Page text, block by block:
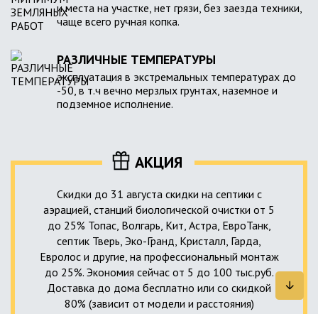
и места на участке, нет грязи, без заезда техники,
чаще всего ручная копка.
РАЗЛИЧНЫЕ ТЕМПЕРАТУРЫ
эксплуатация в экстремальных температурах до
-50, в т.ч вечно мерзлых грунтах, наземное и
подземное исполнение.
АКЦИЯ
Скидки до 31 августа скидки на септики с
аэрацией, станций биологической очистки от 5
до 25% Топас, Волгарь, Кит, Астра, ЕвроТанк,
септик Тверь, Эко-Гранд, Кристалл, Гарда,
Евролос и другие, на профессиональный монтаж
до 25%. Экономия сейчас от 5 до 100 тыс.руб.
Доставка до дома бесплатно или со скидкой
80% (зависит от модели и расстояния)